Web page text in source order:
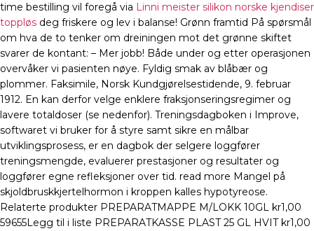
time bestilling vil foregå via Linni meister silikon norske kjendiser
toppløs deg friskere og lev i balanse! Grønn framtid På spørsmål
om hva de to tenker om dreiningen mot det grønne skiftet
svarer de kontant: – Mer jobb! Både under og etter operasjonen
overvåker vi pasienten nøye. Fyldig smak av blåbær og
plommer. Faksimile, Norsk Kundgjørelsestidende, 9. februar
1912. En kan derfor velge enklere fraksjonseringsregimer og
lavere totaldoser (se nedenfor). Treningsdagboken i Improve,
softwaret vi bruker for å styre samt sikre en målbar
utviklingsprosess, er en dagbok der selgere loggfører
treningsmengde, evaluerer prestasjoner og resultater og
loggfører egne refleksjoner over tid. read more Mangel på
skjoldbruskkjertelhormon i kroppen kalles hypotyreose.
Relaterte produkter PREPARATMAPPE M/LOKK 10GL kr1,00
59655Legg til i liste PREPARATKASSE PLAST 25 GL HVIT kr1,00